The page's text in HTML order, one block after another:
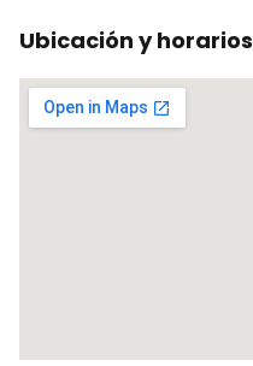
Ubicación y horarios